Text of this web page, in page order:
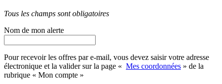
Tous les champs sont obligatoires
Nom de mon alerte
Pour recevoir les offres par e-mail, vous devez saisir votre adresse
électronique et la valider sur la page « Mes coordonnées » de la
rubrique « Mon compte »